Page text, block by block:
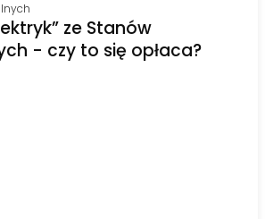
ze Stanów
- czy to się opłaca?